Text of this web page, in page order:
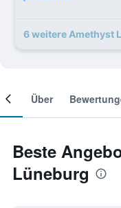
6 weitere Amethyst
Über
Beste
Lüneburg